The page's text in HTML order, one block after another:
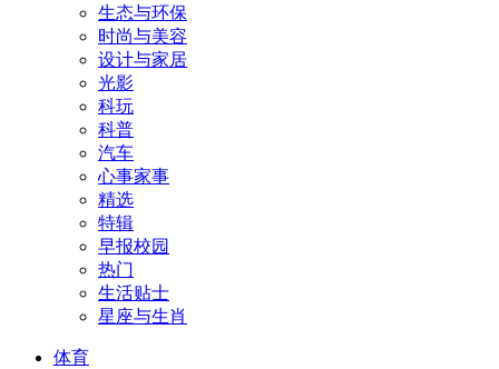
生态与环保
时尚与美容
设计与家居
光影
科玩
科普
汽车
心事家事
精选
特辑
早报校园
热门
生活贴士
星座与生肖
体育